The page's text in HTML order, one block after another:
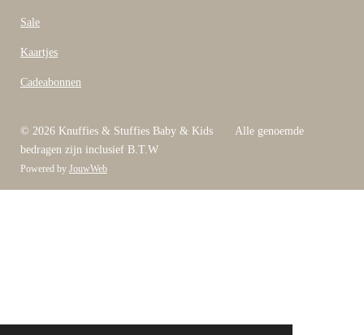
Sale
Kaartjes
Cadeabonnen
© 2026 Knuffies & Stuffies Baby & Kids Alle genoemde
bedragen zijn inclusief B.T.W
Powered by JouwWeb